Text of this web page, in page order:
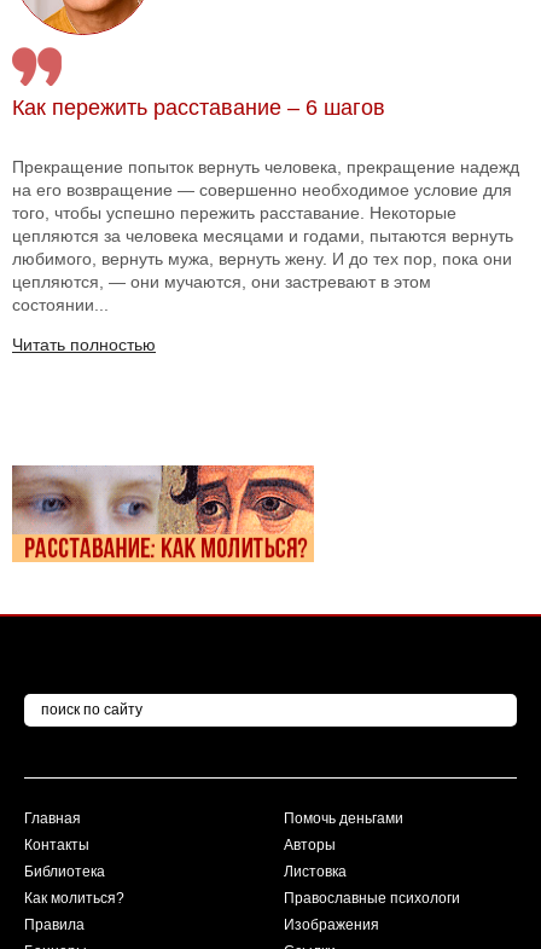
Как пережить расставание – 6 шагов
Прекращение попыток вернуть человека, прекращение надежд
на его возвращение — совершенно необходимое условие для
того, чтобы успешно пережить расставание. Некоторые
цепляются за человека месяцами и годами, пытаются вернуть
любимого, вернуть мужа, вернуть жену. И до тех пор, пока они
цепляются, — они мучаются, они застревают в этом
состоянии...
Читать полностью
Главная
Контакты
Библиотека
Как молиться?
Правила
Помочь деньгами
Авторы
Листовка
Православные психологи
Изображения